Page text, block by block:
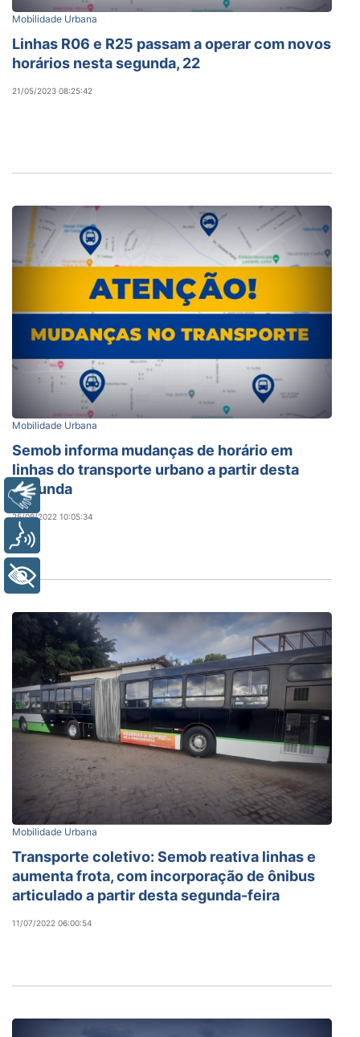
Mobilidade Urbana
Linhas R06 e R25 passam a operar com novos
horários nesta segunda, 22
21/05/2023 08:25:42
Mobilidade Urbana
Semob informa mudanças de horário em
linhas do transporte urbano a partir desta
segunda
25/09/2022 10:05:34
Mobilidade Urbana
Transporte coletivo: Semob reativa linhas e
aumenta frota, com incorporação de ônibus
articulado a partir desta segunda-feira
11/07/2022 06:00:54
Libras
+ Acessibilidade